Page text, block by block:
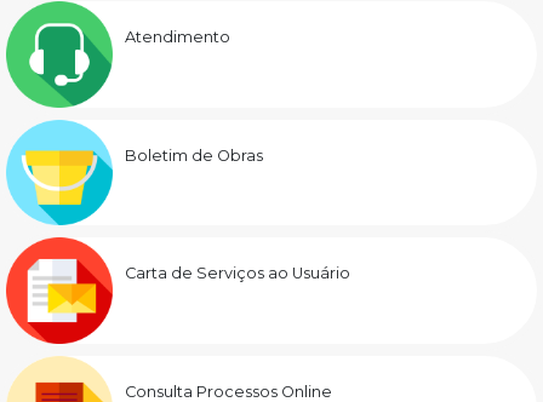
Atendimento
Boletim de Obras
Carta de Serviços ao Usuário
Consulta Processos Online